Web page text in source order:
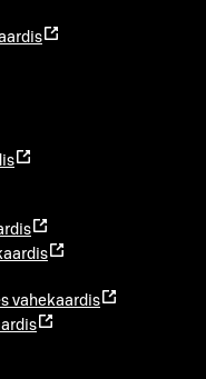
vahekaardis